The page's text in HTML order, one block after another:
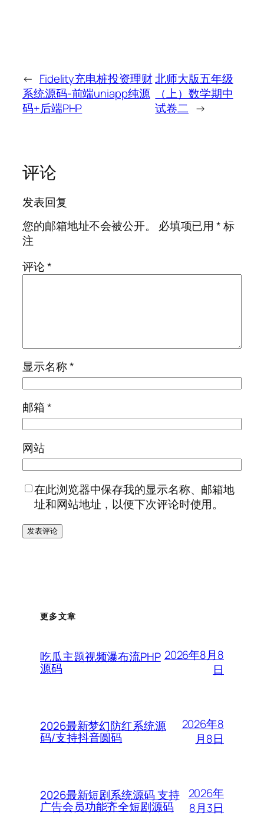
← Fidelity充电桩投资理财
系统源码-前端uniapp纯源
码+后端PHP
北师大版五年级
（上）数学期中
试卷二 →
评论
发表回复
您的邮箱地址不会被公开。
必填项已用*标
注
评论*
显示名称*
邮箱*
网站
在此浏览器中保存我的显示名称、邮箱地
址和网站地址，以便下次评论时使用。
更多文章
吃瓜主题视频瀑布流PHP
源码
2026年8月8
日
2026最新梦幻防红系统源
码/支持抖音圆码
2026年8
月8日
2026最新短剧系统源码 支持
广告会员功能齐全短剧源码
2026年
8月3日